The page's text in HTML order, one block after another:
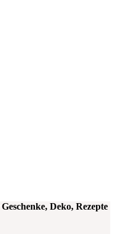
Deko, Rezepte